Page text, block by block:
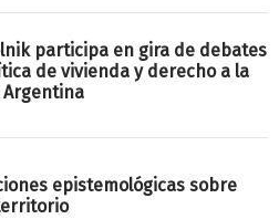
participa en gira de debates
de vivienda y derecho a la
epistemológicas sobre